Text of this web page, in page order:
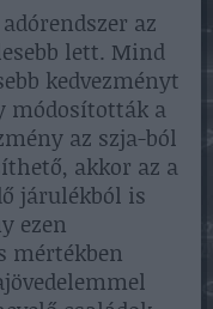
az
lett. Mind
kedvezményt
módosították a
az szja-ból
akkor az a
járulékból is
ezen
mértékben